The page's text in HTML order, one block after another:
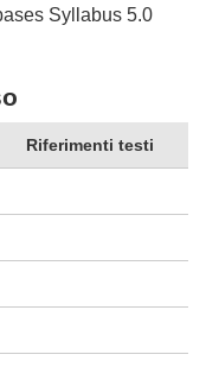
Syllabus 5.0
Riferimenti testi